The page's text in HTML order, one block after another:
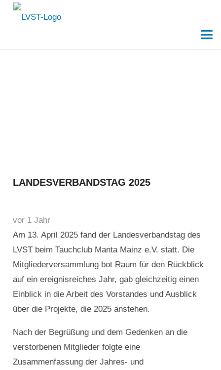
LANDESVERBANDSTAG 2025
vor 1 Jahr
Am 13. April 2025 fand der Landesverbandstag des
LVST beim Tauchclub Manta Mainz e.V. statt. Die
Mitgliederversammlung bot Raum für den Rückblick
auf ein ereignisreiches Jahr, gab gleichzeitig einen
Einblick in die Arbeit des Vorstandes und Ausblick
über die Projekte, die 2025 anstehen.
Nach der Begrüßung und dem Gedenken an die
verstorbenen Mitglieder folgte eine
Zusammenfassung der Jahres- und